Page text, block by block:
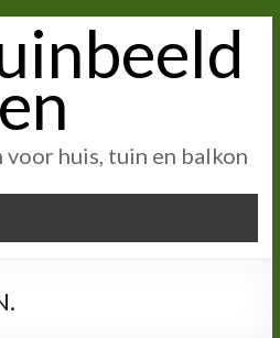
en
voor huis, tuin en balkon